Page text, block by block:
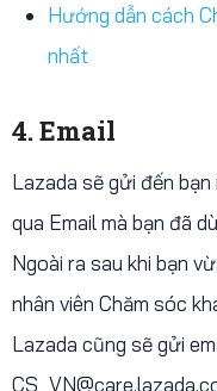
Hướng dẫn cách
nhất
4. Email
Lazada sẽ gửi đến
qua Email mà bạn đã
Ngoài ra sau khi bạn
nhân viên Chăm sóc
Lazada cũng sẽ gửi